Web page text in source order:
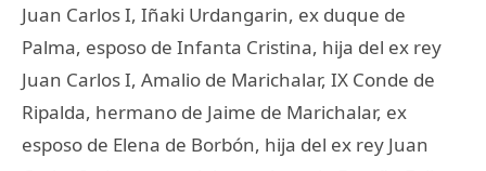
Juan Carlos I, Iñaki Urdangarin, ex duque de
Palma, esposo de Infanta Cristina, hija del ex rey
Juan Carlos I, Amalio de Marichalar, IX Conde de
Ripalda, hermano de Jaime de Marichalar, ex
esposo de Elena de Borbón, hija del ex rey Juan